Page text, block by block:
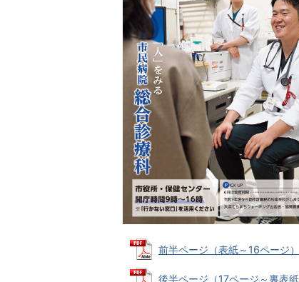
前半ページ（表紙～16ページ
後半ページ（17ページ～裏表